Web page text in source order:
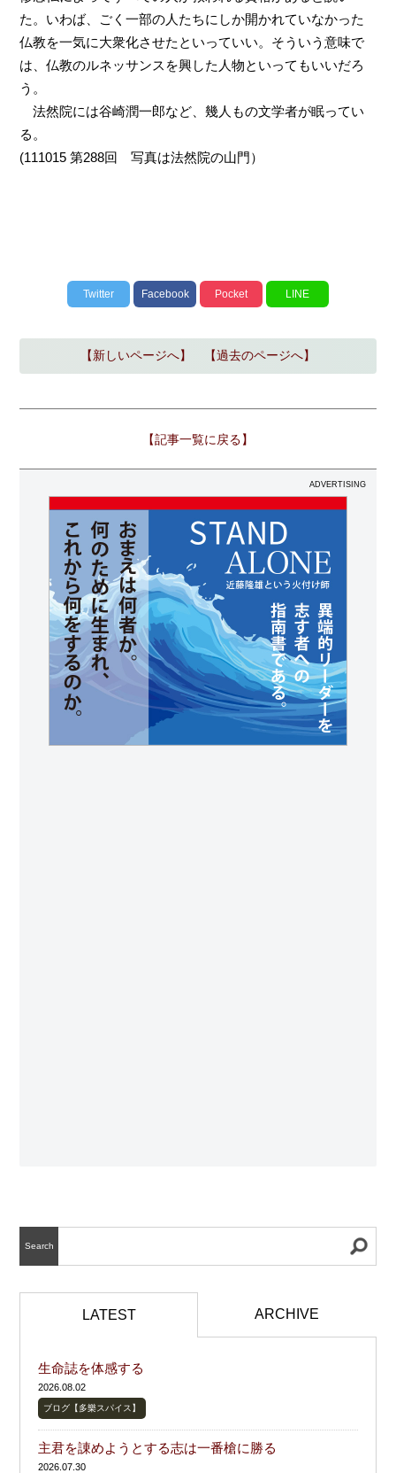
た。いわば、ごく一部の人たちにしか開かれていなかった
仏教を一気に大衆化させたといっていい。そういう意味で
は、仏教のルネッサンスを興した人物といってもいいだろ
う。
法然院には谷崎潤一郎など、幾人もの文学者が眠ってい
る。
(111015 第288回 写真は法然院の山門）
Twitter Facebook Pocket LINE
【新しいページへ】 【過去のページへ】
【記事一覧に戻る】
ADVERTISING
Search
LATEST ARCHIVE
生命誌を体感する
2026.08.02
ブログ【多樂スパイス】
主君を諌めようとする志は一番槍に勝る
2026.07.30